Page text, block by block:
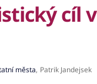
cíl
města, Patrik Jandejsek